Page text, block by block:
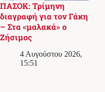
ΠΑΣΟΚ: Τρίμηνη
διαγραφή για τον Γάκη
– Στα «μαλακά» ο
Ζήσιμος
4 Αυγούστου 2026,
15:51